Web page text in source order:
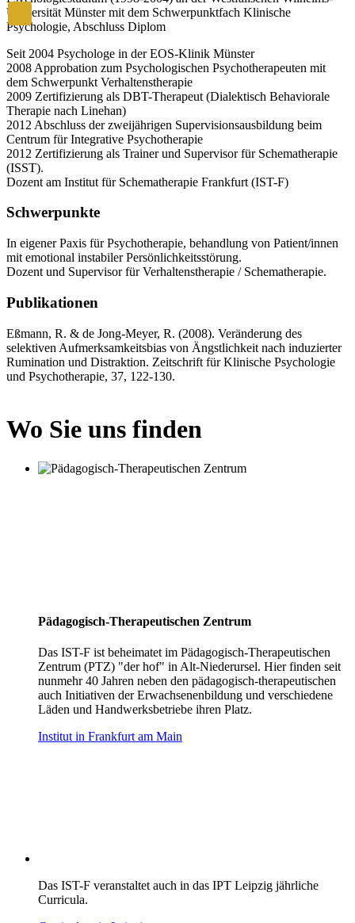
Universität Münster mit dem Schwerpunktfach Klinische
Psychologie, Abschluss Diplom
Seit 2004 Psychologe in der EOS-Klinik Münster
2008 Approbation zum Psychologischen Psychotherapeuten mit
dem Schwerpunkt Verhaltenstherapie
2009 Zertifizierung als DBT-Therapeut (Dialektisch Behaviorale
Therapie nach Linehan)
2012 Abschluss der zweijährigen Supervisionsausbildung beim
Centrum für Integrative Psychotherapie
2012 Zertifizierung als Trainer und Supervisor für Schematherapie
(ISST).
Dozent am Institut für Schematherapie Frankfurt (IST-F)
Schwerpunkte
In eigener Paxis für Psychotherapie, behandlung von Patient/innen
mit emotional instabiler Persönlichkeitsstörung.
Dozent und Supervisor für Verhaltenstherapie / Schematherapie.
Publikationen
Eßmann, R. & de Jong-Meyer, R. (2008). Veränderung des
selektiven Aufmerksamkeitsbias von Ängstlichkeit nach induzierter
Rumination und Distraktion. Zeitschrift für Klinische Psychologie
und Psychotherapie, 37, 122-130.
Wo Sie uns finden
Pädagogisch-Therapeutischen Zentrum
Das IST-F ist beheimatet im Pädagogisch-Therapeutischen
Zentrum (PTZ) "der hof" in Alt-Niederursel. Hier finden seit
nunmehr 40 Jahren neben den pädagogisch-therapeutischen
auch Initiativen der Erwachsenenbildung und verschiedene
Läden und Handwerksbetriebe ihren Platz.
Institut in Frankfurt am Main
Das IST-F veranstaltet auch in das IPT Leipzig jährliche
Curricula.